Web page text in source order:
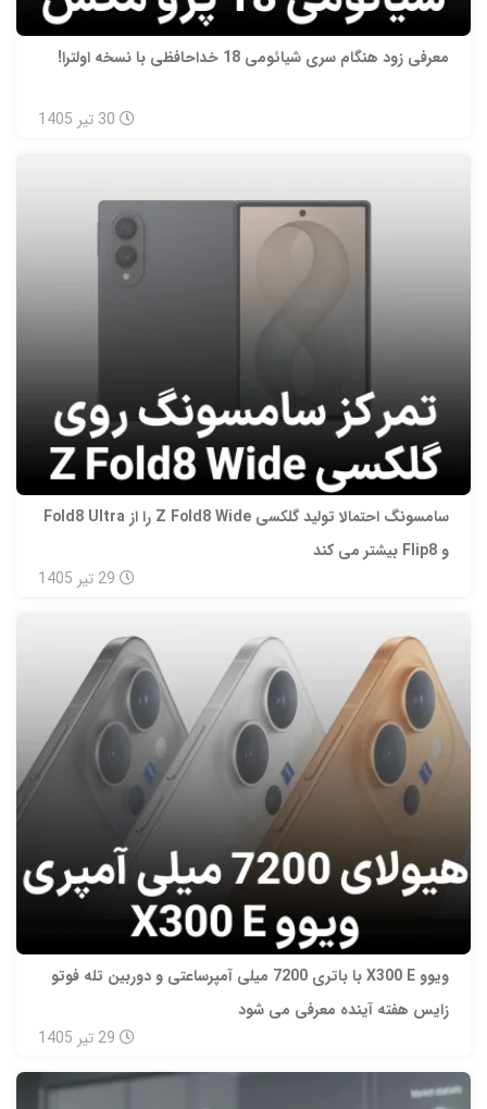
معرفی زود هنگام سری شیائومی 18 خداحافظی با نسخه اولترا!
30 تیر 1405
سامسونگ احتمالا تولید گلکسی Z Fold8 Wide را از Fold8 Ultra
و Flip8 بیشتر می‌ کند
29 تیر 1405
ویوو X300 E با باتری 7200 میلی‌ آمپرساعتی و دوربین تله‌ فوتو
زایس هفته آینده معرفی می‌ شود
29 تیر 1405